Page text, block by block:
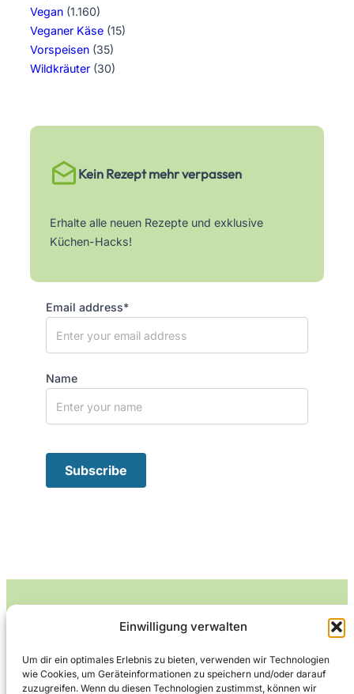
Einwilligung verwalten
Um dir ein optimales Erlebnis zu bieten, verwenden wir Technologien
wie Cookies, um Geräteinformationen zu speichern und/oder darauf
zuzugreifen. Wenn du diesen Technologien zustimmst, können wir
Vegan (1.160)
Veganer Käse (15)
Vorspeisen (35)
Wildkräuter (30)
Kein Rezept mehr verpassen
Erhalte alle neuen Rezepte und exklusive
Küchen-Hacks!
Email address*
Name
Leckerlife
Lecker essen – gesund leben.